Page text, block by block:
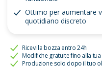
Ottimo per aumentare
quotidiano discreto
Ricevi la bozza entro 24h
Modifiche gratuite fino alla
Produzione solo dopo il tuo